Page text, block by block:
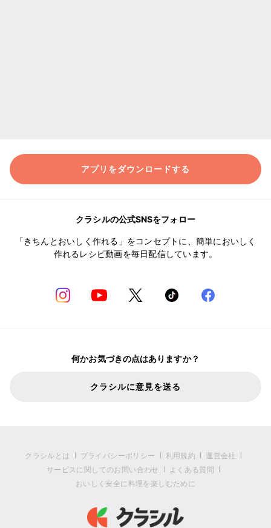
アプリをダウンロードする
クラシルの公式SNSをフォロー
「きちんとおいしく作れる」をコンセプトに、簡単においしく
作れるレシピ動画を毎日配信しています。
何かお気づきの点はありますか？
クラシルに意見を送る
クラシルとは プライバシーポリシー 利用規約
運営会社
サービスに関してのお問い合わせ
よくある質問
おいしく安全に料理を楽しむために